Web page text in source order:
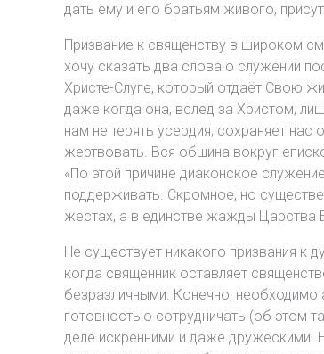
дать ему и его братьям живого,
Призвание к священству в широком
хочу сказать два слова о служении
Христе-Слуге, который отдаёт Свою
даже когда она, вслед за Христом,
нам не терять усердия, сохраняет
жертвовать. Вся община вокруг
«По этой причине диаконское
поддерживать. Скромное, но
жестах, а в единстве жажды Царства
Не существует никакого призвания к
когда священник оставляет
безразличными. Конечно, необходимо
готовностью сотрудничать (об этом
деле искренними и даже дружескими.